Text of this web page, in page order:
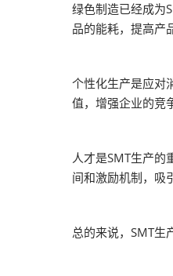
绿色制造已经成为
品的能耗，提高产
个性化生产是应对
值，增强企业的竞
人才是SMT生产的
间和激励机制，吸
总的来说，SMT生